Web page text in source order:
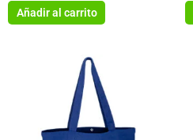
Añadir al carrito